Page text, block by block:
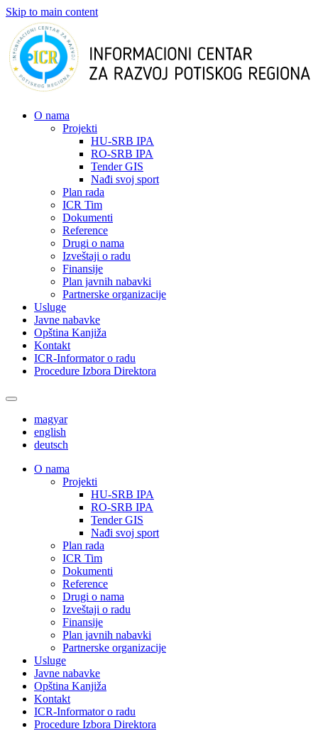
Skip to main content
О nama
Projekti
HU-SRB IPA
RO-SRB IPA
Tender GIS
Nađi svoj sport
Plan rada
ICR Tim
Dokumenti
Reference
Drugi o nama
Izveštaji o radu
Finansije
Plan javnih nabavki
Partnerske organizacije
Usluge
Javne nabavke
Opština Kanjiža
Kontakt
ICR-Informator o radu
Procedure Izbora Direktora
magyar
english
deutsch
О nama
Projekti
HU-SRB IPA
RO-SRB IPA
Tender GIS
Nađi svoj sport
Plan rada
ICR Tim
Dokumenti
Reference
Drugi o nama
Izveštaji o radu
Finansije
Plan javnih nabavki
Partnerske organizacije
Usluge
Javne nabavke
Opština Kanjiža
Kontakt
ICR-Informator o radu
Procedure Izbora Direktora